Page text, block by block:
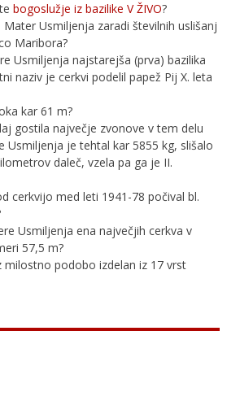
bogoslužje iz bazilike V ŽIVO?
Usmiljenja zaradi številnih uslišanj
Maribora?
Usmiljenja najstarejša (prva) bazilika
naziv je cerkvi podelil papež Pij X. leta
kar 61 m?
gostila največje zvonove v tem delu
Usmiljenja je tehtal kar 5855 kg, slišalo
daleč, vzela pa ga je II.
cerkvijo med leti 1941-78 počival bl.
Usmiljenja ena največjih cerkva v
57,5 m?
milostno podobo izdelan iz 17 vrst